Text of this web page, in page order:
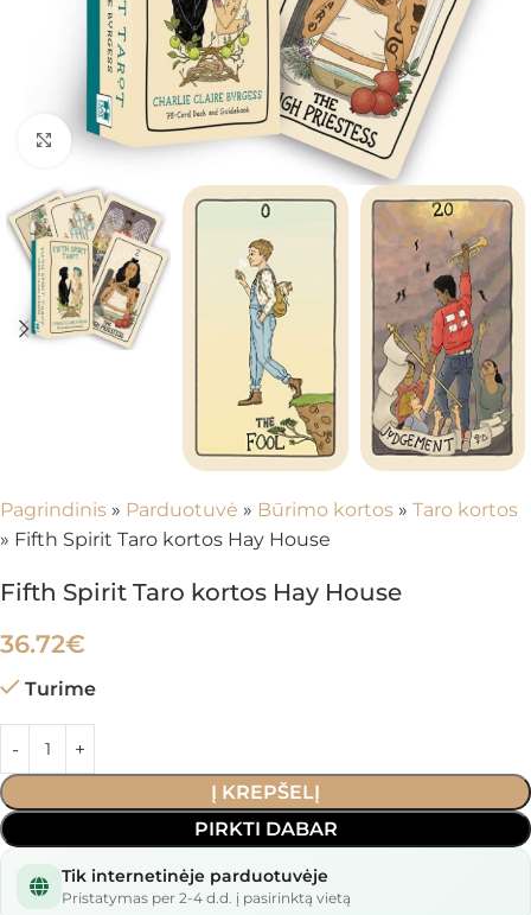
Spustelėkite, kad padidintumėte
Pagrindinis » Parduotuvė » Būrimo kortos » Taro kortos
» Fifth Spirit Taro kortos Hay House
Fifth Spirit Taro kortos Hay House
36.72€
Turime
Į KREPŠELĮ
PIRKTI DABAR
Tik internetinėje parduotuvėje
Pristatymas per 2-4 d.d. į pasirinktą vietą